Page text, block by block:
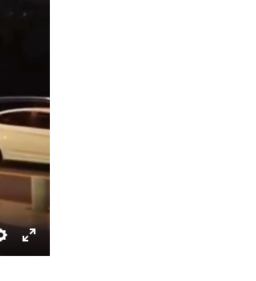
Settings
Enter